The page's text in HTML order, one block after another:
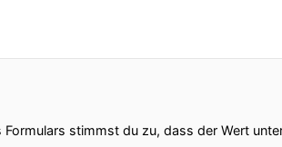
stimmst du zu, dass der Wert